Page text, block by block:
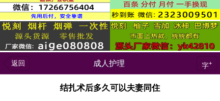
返回 成人护理 字+
结扎术后多久可以夫妻同住